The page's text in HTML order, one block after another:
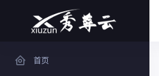
首页